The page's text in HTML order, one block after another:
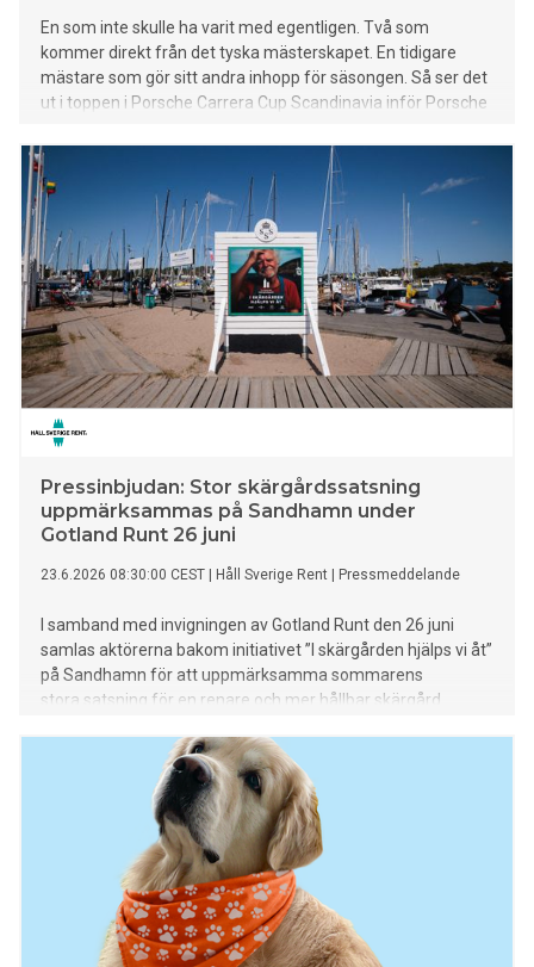
En som inte skulle ha varit med egentligen. Två som
kommer direkt från det tyska mästerskapet. En tidigare
mästare som gör sitt andra inhopp för säsongen. Så ser det
ut i toppen i Porsche Carrera Cup Scandinavia inför Porsche
Pressinbjudan: Stor skärgårdssatsning
uppmärksammas på Sandhamn under
Gotland Runt 26 juni
23.6.2026 08:30:00 CEST Håll Sverige Rent Pressmeddelande
I samband med invigningen av Gotland Runt den 26 juni
samlas aktörerna bakom initiativet ”I skärgården hjälps vi åt”
på Sandhamn för att uppmärksamma sommarens
stora satsning för en renare och mer hållbar skärgård.